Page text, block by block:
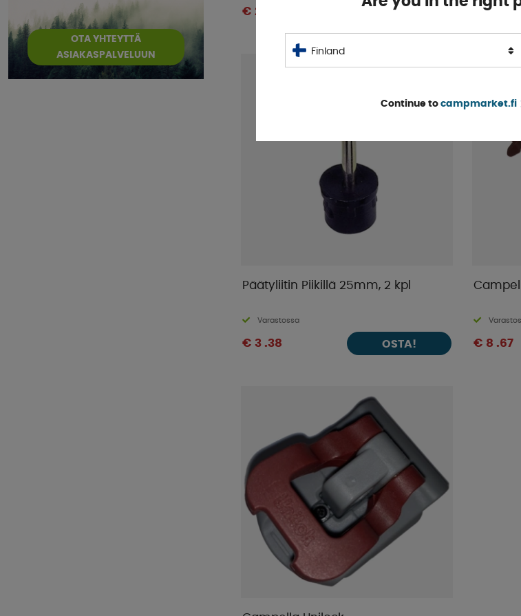
OTA YHTEYTTÄ
ASIAKASPALVELUUN
€ 26 .50 OSTA! € 4 .47
Päätyliitin Piikillä 25mm, 2 kpl
Varastossa
€ 3 .38 OSTA! € 8 .67
Finland
Continue to campmarket.fi